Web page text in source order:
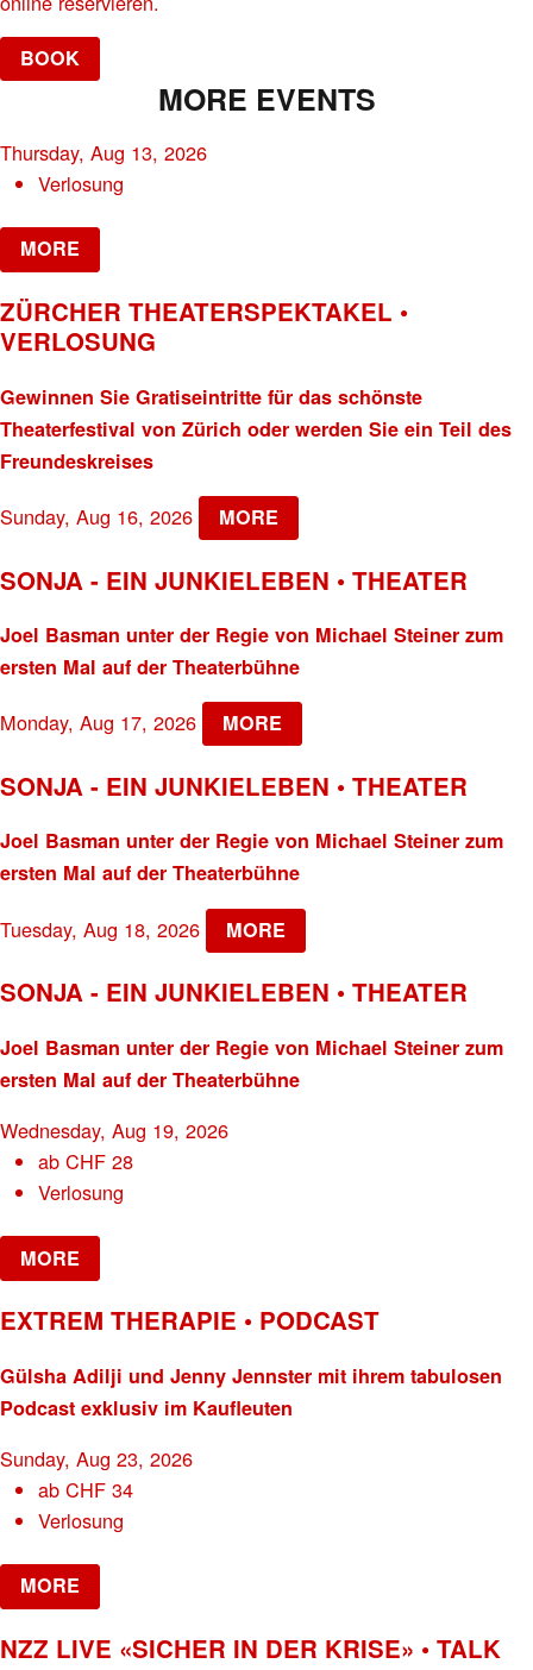
BOOK
MORE EVENTS
Thursday, Aug 13, 2026
Verlosung
MORE
ZÜRCHER THEATERSPEKTAKEL •
VERLOSUNG
Gewinnen Sie Gratiseintritte für das schönste
Theaterfestival von Zürich oder werden Sie ein Teil des
Freundeskreises
Sunday, Aug 16, 2026 MORE
SONJA - EIN JUNKIELEBEN • THEATER
Joel Basman unter der Regie von Michael Steiner zum
ersten Mal auf der Theaterbühne
Monday, Aug 17, 2026 MORE
SONJA - EIN JUNKIELEBEN • THEATER
Joel Basman unter der Regie von Michael Steiner zum
ersten Mal auf der Theaterbühne
Tuesday, Aug 18, 2026 MORE
SONJA - EIN JUNKIELEBEN • THEATER
Joel Basman unter der Regie von Michael Steiner zum
ersten Mal auf der Theaterbühne
Wednesday, Aug 19, 2026
abCHF 28
Verlosung
MORE
EXTREM THERAPIE • PODCAST
Gülsha Adilji und Jenny Jennster mit ihrem tabulosen
Podcast exklusiv im Kaufleuten
Sunday, Aug 23, 2026
abCHF 34
Verlosung
MORE
NZZ LIVE «SICHER IN DER KRISE» • TALK